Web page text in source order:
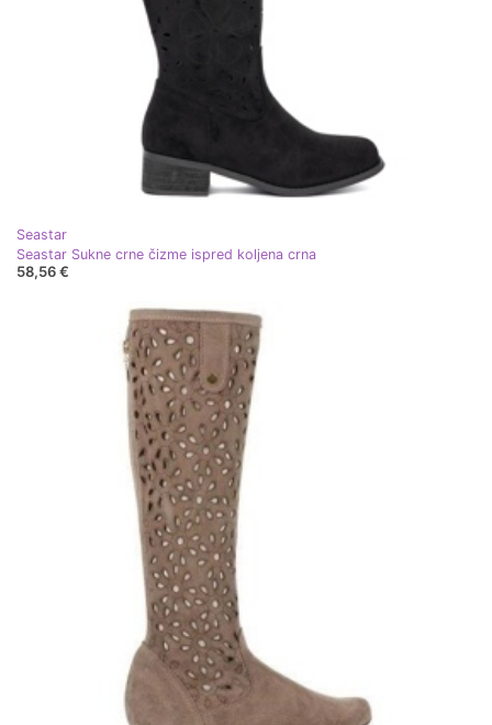
Seastar
Seastar Sukne crne čizme ispred koljena crna
58,56 €